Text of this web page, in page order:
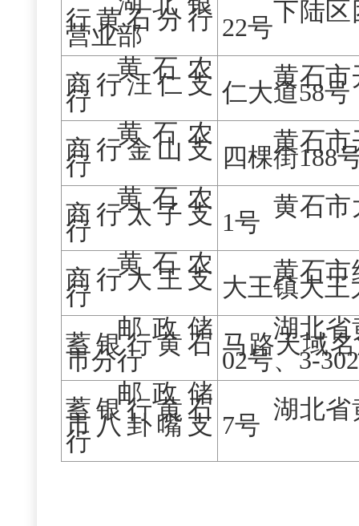
行黄石分行
营业部
下陆区
22号
黄石农
商行汪仁支
行
黄石市
仁大道58号
黄石农
商行金山支
行
黄石市
四棵街188
黄石农
商行太子支
行
黄石市
1号
黄石农
商行大王支
行
黄石市
大王镇大王
邮政储
蓄银行黄石
市分行
湖北省
马路天域
02号、3-
邮政储
蓄银行黄石
市八卦嘴支
行
湖北省
7号